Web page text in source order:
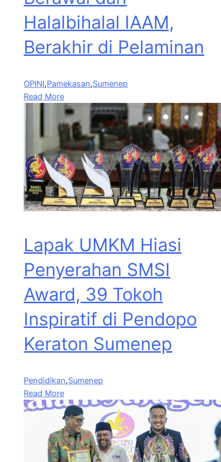
Halalbihalal IAAM,
Berakhir di Pelaminan
OPINI,Pamekasan,Sumenep
Read More
Lapak UMKM Hiasi
Penyerahan SMSI
Award, 39 Tokoh
Inspiratif di Pendopo
Keraton Sumenep
Pendidikan,Sumenep
Read More